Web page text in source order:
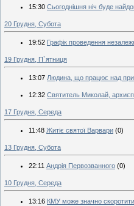
15:30 Сьогоднішня ніч буде
20 Грудня, Субота
19:52 Графік проведення
19 Грудня, П`ятниця
13:07 Людина, що працює над
12:32 Святитель Миколай,
17 Грудня, Середа
11:48 Житіє святої Варвари (0)
13 Грудня, Субота
22:11 Андрія Первозванного (0)
10 Грудня, Середа
13:16 КМУ може значно